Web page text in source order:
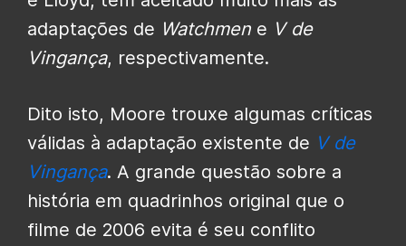
adaptações de Watchmen e V de
Vingança, respectivamente.
Dito isto, Moore trouxe algumas críticas
válidas à adaptação existente de V de
Vingança. A grande questão sobre a
história em quadrinhos original que o
filme de 2006 evita é seu conflito